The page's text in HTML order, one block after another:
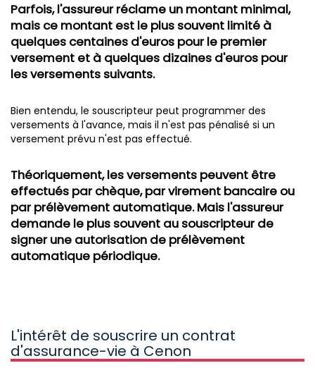
Parfois, l'assureur réclame un montant minimal,
mais ce montant est le plus souvent limité à
quelques centaines d'euros pour le premier
versement et à quelques dizaines d'euros pour
les versements suivants.
Bien entendu, le souscripteur peut programmer des
versements à l'avance, mais il n'est pas pénalisé si un
versement prévu n'est pas effectué.
Théoriquement, les versements peuvent être
effectués par chèque, par virement bancaire ou
par prélèvement automatique. Mais l'assureur
demande le plus souvent au souscripteur de
signer une autorisation de prélèvement
automatique périodique.
L'intérêt de souscrire un contrat
d'assurance-vie à Cenon